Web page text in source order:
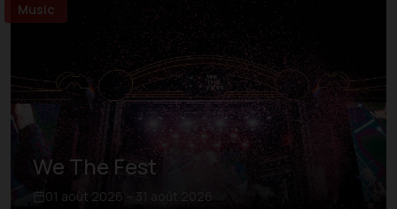
Music
We The Fest
01 août 2026 – 31 août 2026